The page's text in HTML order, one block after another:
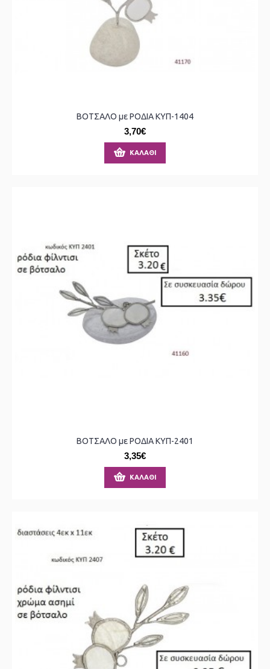
ΒΟΤΣΑΛΟ με ΡΟΔΙΑ ΚΥΠ-1404
3,70€
ΚΑΛΆΘΙ
ΒΟΤΣΑΛΟ με ΡΟΔΙΑ ΚΥΠ-2401
3,35€
ΚΑΛΆΘΙ